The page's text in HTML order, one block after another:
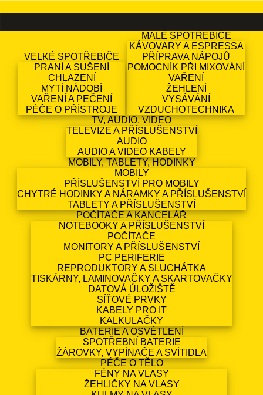
VELKÉ SPOTŘEBIČE
PRANÍ A SUŠENÍ
CHLAZENÍ
MYTÍ NÁDOBÍ
VAŘENÍ A PEČENÍ
PÉČE O PŘÍSTROJE
MALÉ SPOTŘEBIČE
KÁVOVARY A ESPRESSA
PŘÍPRAVA NÁPOJŮ
POMOCNÍK PŘI MIXOVÁNÍ
VAŘENÍ
ŽEHLENÍ
VYSÁVÁNÍ
VZDUCHOTECHNIKA
TV, AUDIO, VIDEO
TELEVIZE A PŘÍSLUŠENSTVÍ
AUDIO
AUDIO A VIDEO KABELY
MOBILY, TABLETY, HODINKY
MOBILY
PŘÍSLUŠENSTVÍ PRO MOBILY
CHYTRÉ HODINKY A NÁRAMKY A PŘÍSLUŠENSTVÍ
TABLETY A PŘÍSLUŠENSTVÍ
POČÍTAČE A KANCELÁŘ
NOTEBOOKY A PŘÍSLUŠENSTVÍ
POČÍTAČE
MONITORY A PŘÍSLUŠENSTVÍ
PC PERIFERIE
REPRODUKTORY A SLUCHÁTKA
TISKÁRNY, LAMINOVAČKY A SKARTOVAČKY
DATOVÁ ÚLOŽIŠTĚ
SÍŤOVÉ PRVKY
KABELY PRO IT
KALKULAČKY
BATERIE A OSVĚTLENÍ
SPOTŘEBNÍ BATERIE
ŽÁROVKY, VYPÍNAČE A SVÍTIDLA
PÉČE O TĚLO
FÉNY NA VLASY
ŽEHLIČKY NA VLASY